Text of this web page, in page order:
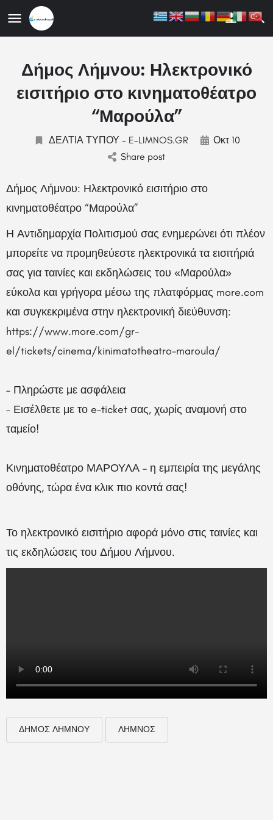
Δήμος Λήμνου: Ηλεκτρονικό
εισιτήριο στο κινηματοθέατρο
“Μαρούλα”
ΔΕΛΤΙΑ ΤΥΠΟΥ - E-LIMNOS.GR
Οκτ 10
Share post
Δήμος Λήμνου: Ηλεκτρονικό εισιτήριο στο
κινηματοθέατρο “Μαρούλα”
Η Αντιδημαρχία Πολιτισμού σας ενημερώνει ότι πλέον
μπορείτε να προμηθεύεστε ηλεκτρονικά τα εισιτήριά
σας για ταινίες και εκδηλώσεις του «Μαρούλα»
εύκολα και γρήγορα μέσω της πλατφόρμας more.com
και συγκεκριμένα στην ηλεκτρονική διεύθυνση:
https://www.more.com/gr-
el/tickets/cinema/kinimatotheatro-maroula/
– Πληρώστε με ασφάλεια
– Εισέλθετε με το e-ticket σας, χωρίς αναμονή στο
ταμείο!
Κινηματοθέατρο ΜΑΡΟΥΛΑ – η εμπειρία της μεγάλης
οθόνης, τώρα ένα κλικ πιο κοντά σας!
Το ηλεκτρονικό εισιτήριο αφορά μόνο στις ταινίες και
τις εκδηλώσεις του Δήμου Λήμνου.
ΔΗΜΟΣ ΛΗΜΝΟΥ ΛΗΜΝΟΣ